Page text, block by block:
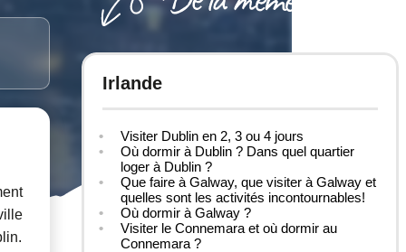
Irlande
Visiter Dublin en 2, 3 ou 4 jours
Où dormir à Dublin ? Dans quel quartier
loger à Dublin ?
Que faire à Galway, que visiter à Galway et
quelles sont les activités incontournables!
Où dormir à Galway ?
Visiter le Connemara et où dormir au
Connemara ?